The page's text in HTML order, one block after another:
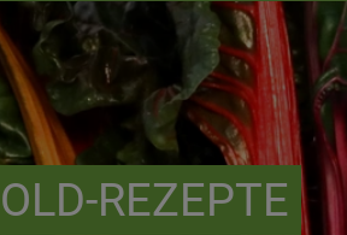
REZEPTE